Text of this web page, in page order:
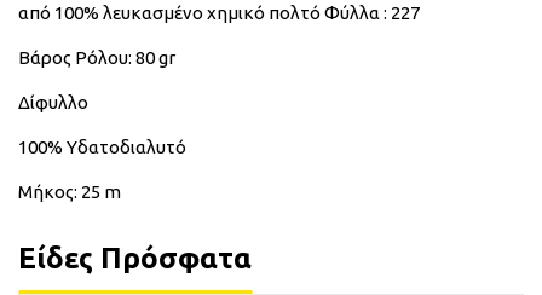
από 100% λευκασμένο χημικό πολτό Φύλλα : 227
Βάρος Ρόλου: 80 gr
Δίφυλλο
100% Υδατοδιαλυτό
Μήκος: 25 m
Είδες Πρόσφατα